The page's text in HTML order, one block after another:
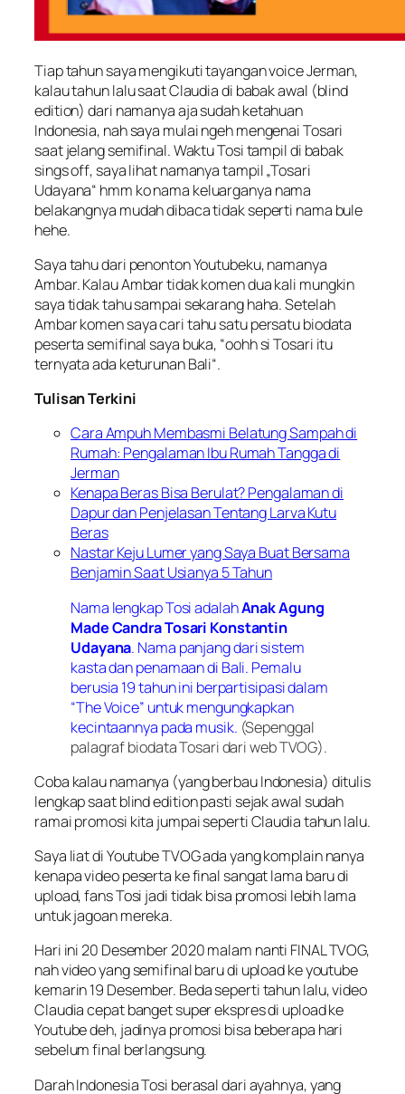
Tiap tahun saya mengikuti tayangan voice Jerman,
kalau tahun lalu saat Claudia di babak awal (blind
edition)dari namanya aja sudah ketahuan
Indonesia, nah saya mulai ngeh mengenai Tosari
saat jelang semifinal. Waktu Tosi tampil di babak
sings off, saya lihat namanya tampil „Tosari
Udayana“ hmm ko nama keluarganya nama
belakangnya mudah dibaca tidak seperti nama bule
hehe.
Saya tahu dari penonton Youtubeku, namanya
Ambar. Kalau Ambar tidak komen dua kali mungkin
saya tidak tahu sampai sekarang haha. Setelah
Ambar komen saya cari tahu satu persatu biodata
peserta semifinal saya buka, “oohh si Tosari itu
ternyata ada keturunan Bali“.
Tulisan Terkini
Cara Ampuh Membasmi Belatung Sampah di
Rumah: Pengalaman Ibu Rumah Tangga di
Jerman
Kenapa Beras Bisa Berulat? Pengalaman di
Dapur dan Penjelasan Tentang Larva Kutu
Beras
Nastar Keju Lumer yang Saya Buat Bersama
Benjamin Saat Usianya 5 Tahun
Nama lengkap Tosi adalahAnak Agung
Made Candra Tosari Konstantin
Udayana. Nama panjang dari sistem
kasta dan penamaan di Bali. Pemalu
berusia 19 tahun ini berpartisipasi dalam
“The Voice” untuk mengungkapkan
kecintaannya pada musik. (Sepenggal
palagraf biodata Tosari dari web TVOG).
Coba kalau namanya (yang berbau Indonesia) ditulis
lengkap saatblind editionpasti sejak awal sudah
ramai promosi kita jumpai seperti Claudia tahun lalu.
Saya liat di Youtube TVOG ada yang komplain nanya
kenapa video peserta ke final sangat lama baru di
upload, fans Tosi jadi tidak bisa promosi lebih lama
untuk jagoan mereka.
Hari ini 20 Desember 2020 malam nanti FINAL TVOG,
nah video yang semifinal baru di upload ke youtube
kemarin 19 Desember. Beda seperti tahun lalu, video
Claudia cepat banget super ekspres di upload ke
Youtube deh, jadinya promosi bisa beberapa hari
sebelum final berlangsung.
Darah Indonesia Tosi berasal dari ayahnya, yang